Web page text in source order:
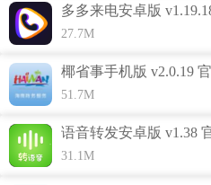
多多来电安卓版
27.7M
椰省事手机版 v2.0.19
51.7M
语音转发安卓版 v1.38
31.1M